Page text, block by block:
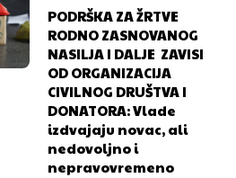
PODRŠKA ZA ŽRTVE
RODNO ZASNOVANOG
NASILJA I DALJE ZAVISI
OD ORGANIZACIJA
CIVILNOG DRUŠTVA I
DONATORA: Vlade
izdvajaju novac, ali
nedovoljno i
nepravovremeno